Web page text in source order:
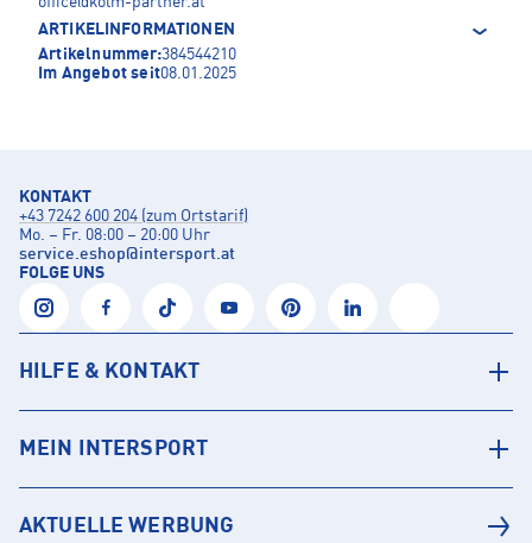
ARTIKELINFORMATIONEN
Artikelnummer:384544210
Im Angebot seit08.01.2025
KONTAKT
+43 7242 600 204 (zum Ortstarif)
Mo. – Fr. 08:00 – 20:00 Uhr
service.eshop@intersport.at
FOLGE UNS
HILFE & KONTAKT
MEIN INTERSPORT
AKTUELLE WERBUNG